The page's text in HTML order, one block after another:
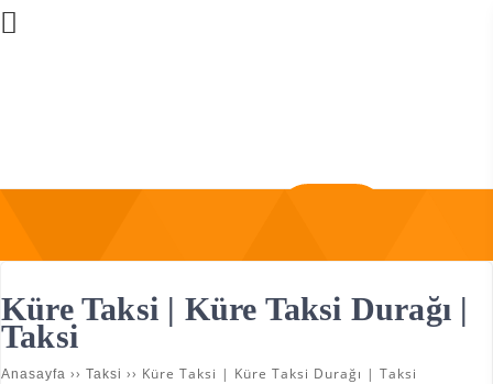
Küre Taksi | Küre Taksi Durağı |
Taksi
Anasayfa ›› Taksi ›› Küre Taksi | Küre Taksi Durağı | Taksi